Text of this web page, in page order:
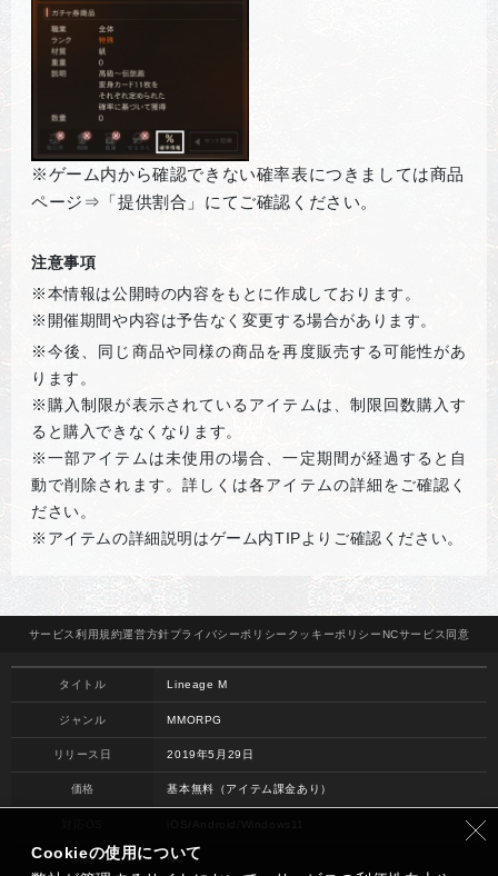
※ゲーム内から確認できない確率表につきましては商品
ページ⇒「提供割合」にてご確認ください。
注意事項
※本情報は公開時の内容をもとに作成しております。
※開催期間や内容は予告なく変更する場合があります。
※今後、同じ商品や同様の商品を再度販売する可能性があ
ります。
※購入制限が表示されているアイテムは、制限回数購入す
ると購入できなくなります。
※一部アイテムは未使用の場合、一定期間が経過すると自
動で削除されます。詳しくは各アイテムの詳細をご確認く
ださい。
※アイテムの詳細説明はゲーム内TIPよりご確認ください。
サービス 利用規約運営方針プライバシーポリシー クッキーポリシーNCサービス 同意
タイトル Lineage M
ジャンル MMORPG
リリース日 2019年5月29日
価格 基本無料（アイテム課金あり）
開発 NC
Cookieの使用について